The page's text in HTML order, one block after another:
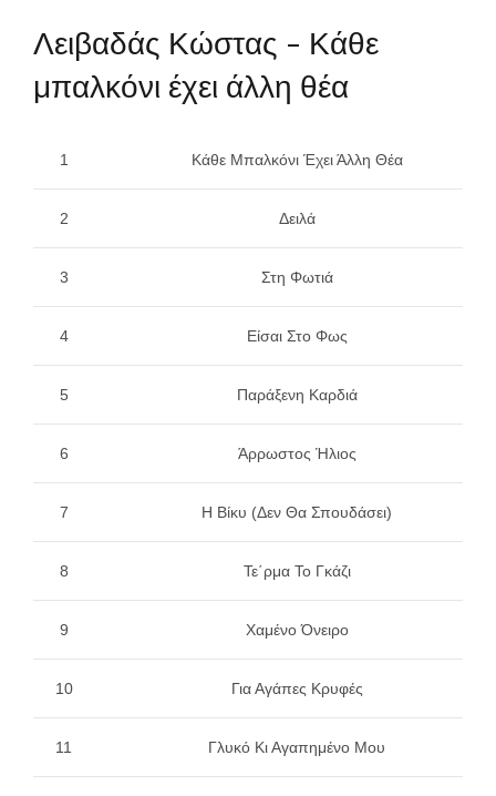
Λειβαδάς Κώστας – Κάθε
μπαλκόνι έχει άλλη θέα
1 Κάθε Μπαλκόνι Έχει Άλλη Θέα
2 Δειλά
3 Στη Φωτιά
4 Είσαι Στο Φως
5 Παράξενη Καρδιά
6 Άρρωστος Ήλιος
7 Η Βίκυ (Δεν Θα Σπουδάσει)
8 Τε΄ρμα Το Γκάζι
9 Χαμένο Όνειρο
10 Για Αγάπες Κρυφές
11 Γλυκό Κι Αγαπημένο Μου